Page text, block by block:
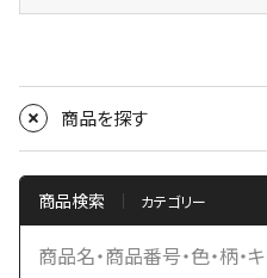
商品を探す
商品検索